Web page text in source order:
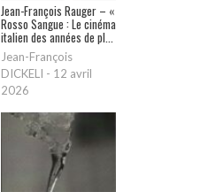
Jean-François Rauger – «
Rosso Sangue : Le cinéma
italien des années de pl...
Jean-François
DICKELI - 12 avril
2026